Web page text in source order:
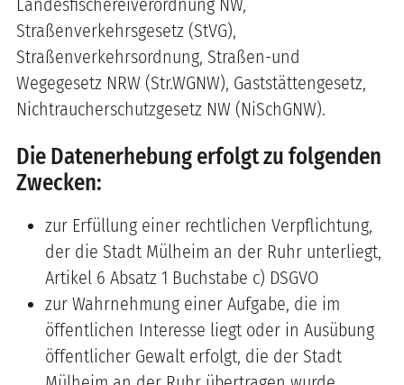
Landesfischereiverordnung NW,
Straßenverkehrsgesetz (StVG),
Straßenverkehrsordnung, Straßen-und
Wegegesetz NRW (Str.WGNW), Gaststättengesetz,
Nichtraucherschutzgesetz NW (NiSchGNW).
Die Datenerhebung erfolgt zu folgenden
Zwecken:
zur Erfüllung einer rechtlichen Verpflichtung,
der die Stadt Mülheim an der Ruhr unterliegt,
Artikel 6 Absatz 1 Buchstabe c) DSGVO
zur Wahrnehmung einer Aufgabe, die im
öffentlichen Interesse liegt oder in Ausübung
öffentlicher Gewalt erfolgt, die der Stadt